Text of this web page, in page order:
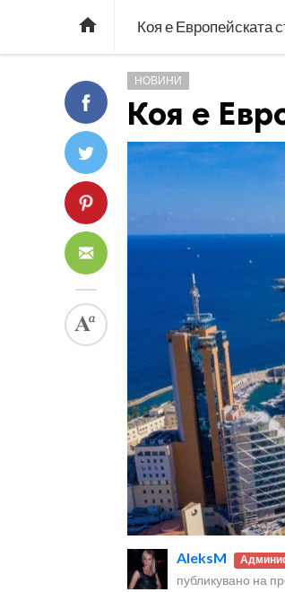
 Коя е Европейската
НОВИНИ
Коя е
AleksM
публикувано на